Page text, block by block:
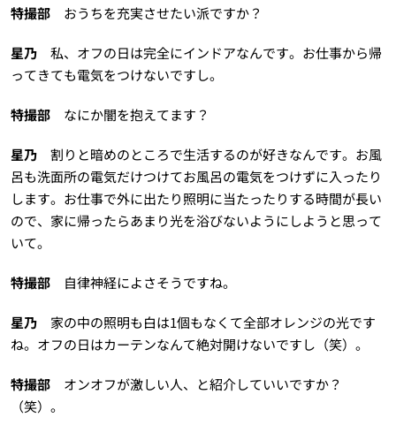
特撮部おうちを充実させたい派ですか？
星乃私、オフの日は完全にインドアなんです。お仕事から帰
ってきても電気をつけないですし。
特撮部なにか闇を抱えてます？
星乃割りと暗めのところで生活するのが好きなんです。お風
呂も洗面所の電気だけつけてお風呂の電気をつけずに入ったり
します。お仕事で外に出たり照明に当たったりする時間が長い
ので、家に帰ったらあまり光を浴びないようにしようと思って
いて。
特撮部自律神経によさそうですね。
星乃家の中の照明も白は1個もなくて全部オレンジの光です
ね。オフの日はカーテンなんて絶対開けないですし（笑）。
特撮部オンオフが激しい人、と紹介していいですか？
（笑）。